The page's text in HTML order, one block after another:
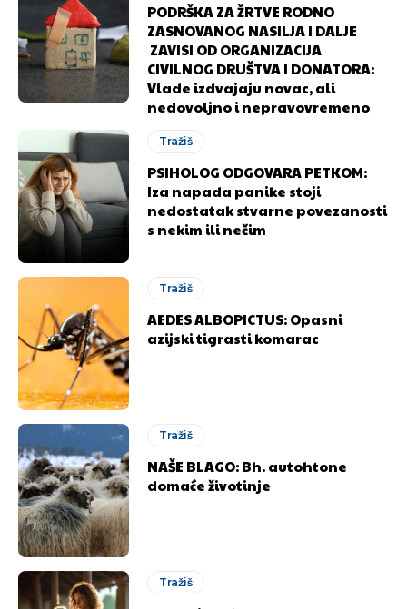
PODRŠKA ZA ŽRTVE RODNO
ZASNOVANOG NASILJA I DALJE
ZAVISI OD ORGANIZACIJA
CIVILNOG DRUŠTVA I DONATORA:
Vlade izdvajaju novac, ali
nedovoljno i nepravovremeno
Tražiš
PSIHOLOG ODGOVARA PETKOM:
Iza napada panike stoji
nedostatak stvarne povezanosti
s nekim ili nečim
Tražiš
AEDES ALBOPICTUS: Opasni
azijski tigrasti komarac
Tražiš
NAŠE BLAGO: Bh. autohtone
domaće životinje
Tražiš